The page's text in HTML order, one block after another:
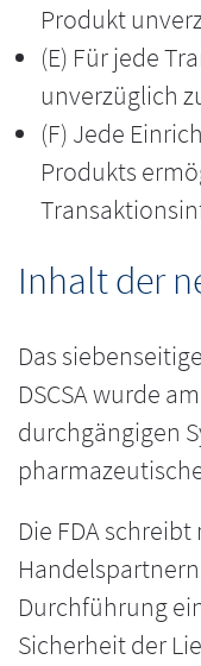
Produkt
(E) Für jede
unverzüglich
(F) Jede
Produkts
Inhalt der
Das
DSCSA wurde
durchgängigen
Die FDA
Durchführung
Sicherheit der